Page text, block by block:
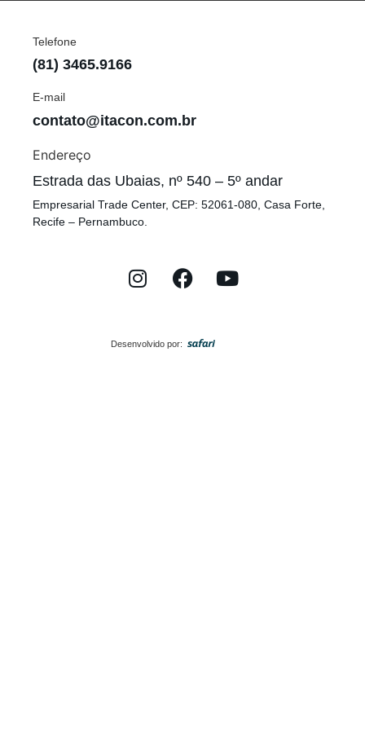
Telefone
(81) 3465.9166
E-mail
contato@itacon.com.br
Endereço
Estrada das Ubaias, nº 540 – 5º andar
Empresarial Trade Center, CEP: 52061-080, Casa Forte,
Recife – Pernambuco.
Desenvolvido por: